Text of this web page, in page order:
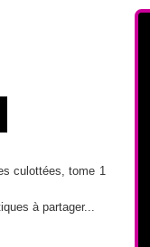
culottées, tome 1
à partager...